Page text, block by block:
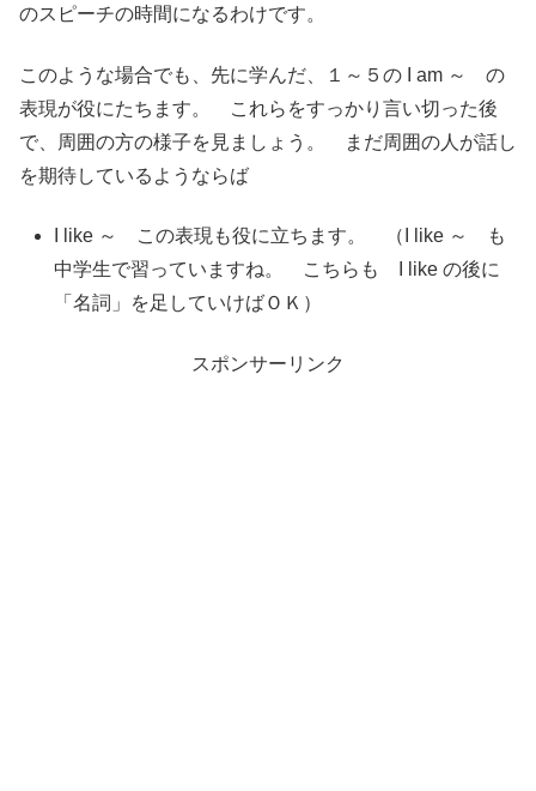
のスピーチの時間になるわけです。
このような場合でも、先に学んだ、１～５の I am ～ の
表現が役にたちます。 これらをすっかり言い切った後
で、周囲の方の様子を見ましょう。 まだ周囲の人が話し
を期待しているようならば
I like ～ この表現も役に立ちます。 （I like ～ も
中学生で習っていますね。 こちらも I like の後に
「名詞」を足していけばＯＫ）
スポンサーリンク